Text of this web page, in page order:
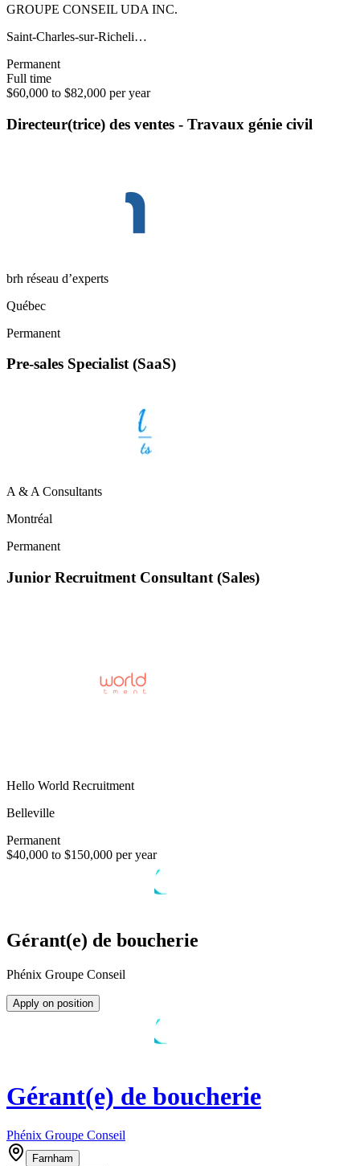
GROUPE CONSEIL UDA INC.
Saint-Charles-sur-Richeli…
Permanent
Full time
$60,000 to $82,000 per year
Directeur(trice) des ventes - Travaux génie civil
brh réseau d’experts
Québec
Permanent
Pre-sales Specialist (SaaS)
A & A Consultants
Montréal
Permanent
Junior Recruitment Consultant (Sales)
Hello World Recruitment
Belleville
Permanent
$40,000 to $150,000 per year
Gérant(e) de boucherie
Phénix Groupe Conseil
Apply on position
Gérant(e) de boucherie
Phénix Groupe Conseil
Farnham